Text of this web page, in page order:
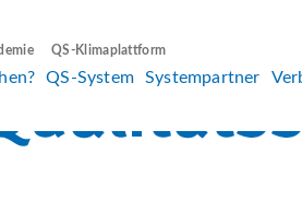
QS-Klimaplattform
QS-System Systempartner